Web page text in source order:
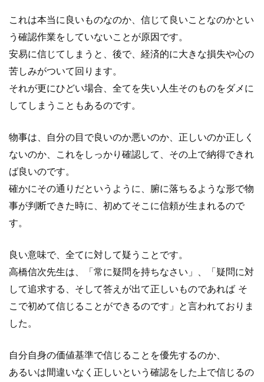
これは本当に良いものなのか、信じて良いことなのかとい
う確認作業をしていないことが原因です。
安易に信じてしまうと、後で、経済的に大きな損失や心の
苦しみがついて回ります。
それが更にひどい場合、全てを失い人生そのものをダメに
してしまうこともあるのです。
物事は、自分の目で良いのか悪いのか、正しいのか正しく
ないのか、これをしっかり確認して、その上で納得できれ
ば良いのです。
確かにその通りだというように、腑に落ちるような形で物
事が判断できた時に、初めてそこに信頼が生まれるので
す。
良い意味で、全てに対して疑うことです。
高橋信次先生は、「常に疑問を持ちなさい」、「疑問に対
して追求する、そして答えが出て正しいものであれば そ
こで初めて信じることができるのです」と言われておりま
した。
自分自身の価値基準で信じることを優先するのか、
あるいは間違いなく正しいという確認をした上で信じるの